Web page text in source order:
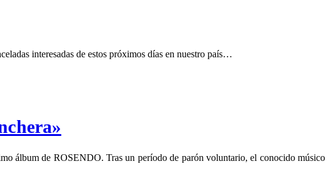
interesadas de estos próximos días en nuestro país…
álbum de ROSENDO. Tras un período de parón voluntario, el conocido músico